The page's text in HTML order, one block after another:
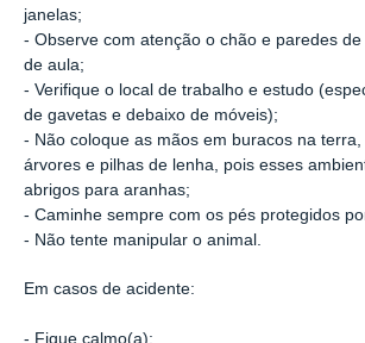
janelas;
- Observe com atenção o chão e paredes
de aula;
- Verifique o local de trabalho e estudo
de gavetas e debaixo de móveis);
- Não coloque as mãos em buracos na
árvores e pilhas de lenha, pois esses
abrigos para aranhas;
- Caminhe sempre com os pés protegidos
- Não tente manipular o animal.
Em casos de acidente:
- Fique calmo(a);